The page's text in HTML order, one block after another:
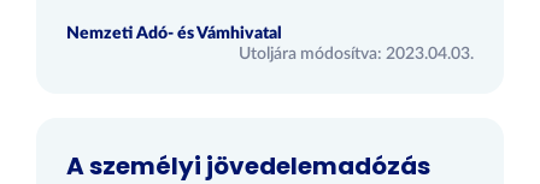
Nemzeti Adó- és Vámhivatal
Utoljára módosítva: 2023.04.03.
A személyi jövedelemadózás